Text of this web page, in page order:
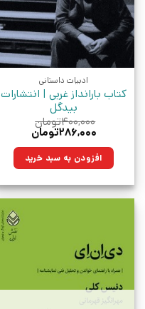
ادبیات داستانی
کتاب بارانداز غربی | انتشارات
بیدگل
۴۰۰,۰۰۰تومان
قیمت
۴۰۰,۰۰۰تومان
بود.
۲۸۶,۰۰۰تومان
۲۸۶,۰۰۰تومان.افزودن به سبد خرید